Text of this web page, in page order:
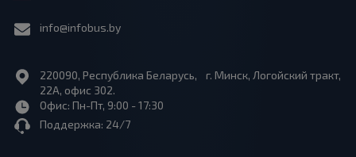
info@infobus.by
220090, Республика Беларусь, г. Минск, Логойский тракт,
22А, офис 302.
Офис: Пн-Пт, 9:00 - 17:30
Поддержка: 24/7